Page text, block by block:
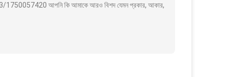
আপনি কি আমাকে আরও বিশদ যেমন প্রকার, আকার,